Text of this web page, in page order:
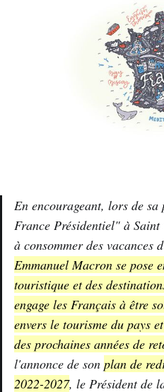
En encourageant, lors de
France Présidentiel" à
à consommer des vacances
Emmanuel Macron se pose
touristique et des
engage les Français à être
envers le tourisme du pays
des prochaines années de
l'annonce de son plan de
2022-2027, le Président de